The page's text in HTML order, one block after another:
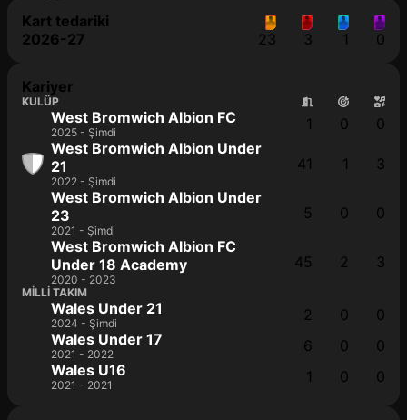
Kart tedariki
2026-27
23 3 1 0
Kariyer
KULÜP
West Bromwich Albion FC
2025 - Şimdi 1 0
0
West Bromwich Albion Under
21
2022 - Şimdi
41 1
3
West Bromwich Albion Under
23
2021 - Şimdi
5 0
0
West Bromwich Albion FC
Under 18 Academy
2020 - 2023
45 2 3
MILLI TAKIM
Wales Under 21
2024 - Şimdi 2 0
0
Wales Under 17
2021 - 2022 6 0
0
Wales U16
2021 - 2021 1 0 0